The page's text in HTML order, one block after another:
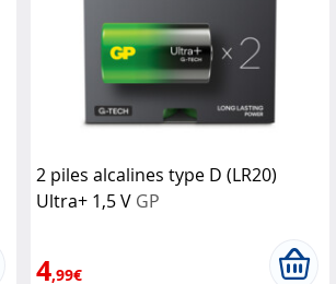
2 piles alcalines type D (LR20)
Ultra+ 1,5 V GP
4,99€